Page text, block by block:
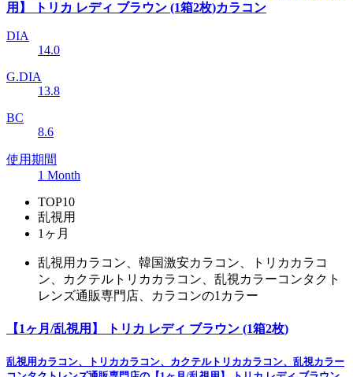
用】 トリカ レディ ブラウン (1箱2枚)カラコン
DIA
14.0
G.DIA
13.8
BC
8.6
使用期間
1 Month
TOP10
乱視用
1ヶ月
乱視用カラコン、韓国激安カラコン、トリカカラコ
ン、カクテルトリカカラコン、乱視カラーコンタクト
レンズ通販専門店、カラコンの1カラー
【1ヶ月/乱視用】 トリカ レディ ブラウン (1箱2枚)
乱視用カラコン、トリカカラコン、カクテルトリカカラコン、乱視カラー